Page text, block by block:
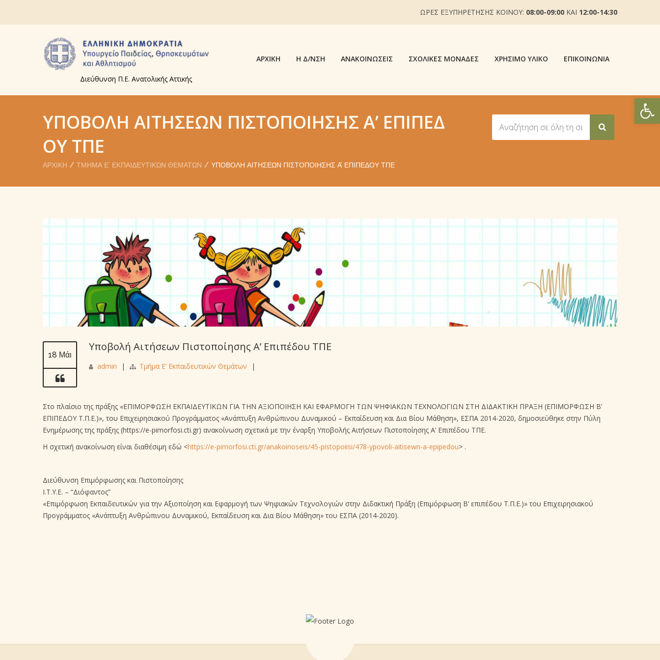
ΩΡΕΣ ΕΞΥΠΗΡΕΤΗΣΗΣ ΚΟΙΝΟΥ: 08:00-09:00 ΚΑΙ 12:00-14:30
Διεύθυνση Π.Ε. Ανατολικής Αττικής
ΑΡΧΙΚΉ Η Δ/ΝΣΗ ΑΝΑΚΟΙΝΏΣΕΙΣ ΣΧΟΛΙΚΈΣ ΜΟΝΆΔΕΣ ΧΡΉΣΙΜΟ ΥΛΙΚΌ ΕΠΙΚΟΙΝΩΝΊΑ
ΥΠΟΒΟΛΉ ΑΙΤΉΣΕΩΝ ΠΙΣΤΟΠΟΊΗΣΗΣ A’ ΕΠΙΠΈΔ
ΟΥ ΤΠΕ
ΑΡΧΙΚΉ ΤΜΉΜΑ Ε’ ΕΚΠΑΙΔΕΥΤΙΚΏΝ ΘΕΜΆΤΩΝ ΥΠΟΒΟΛΉ ΑΙΤΉΣΕΩΝ ΠΙΣΤΟΠΟΊΗΣΗΣ A’ ΕΠΙΠΈΔΟΥ ΤΠΕ
18 Μάι
Υποβολή Αιτήσεων Πιστοποίησης A’ Επιπέδου ΤΠΕ
admin | Τμήμα Ε’ Εκπαιδευτικών Θεμάτων |
Στο πλαίσιο της πράξης «ΕΠΙΜΟΡΦΩΣΗ ΕΚΠΑΙΔΕΥΤΙΚΩΝ ΓΙΑ ΤΗΝ ΑΞΙΟΠΟΙΗΣΗ ΚΑΙ ΕΦΑΡΜΟΓΗ ΤΩΝ ΨΗΦΙΑΚΩΝ ΤΕΧΝΟΛΟΓΙΩΝ ΣΤΗ ΔΙΔΑΚΤΙΚΗ ΠΡΑΞΗ (ΕΠΙΜΟΡΦΩΣΗ Β’
ΕΠΙΠΕΔΟΥ Τ.Π.Ε.)», του Επιχειρησιακού Προγράμματος «Ανάπτυξη Ανθρώπινου Δυναμικού – Εκπαίδευση και Δια Βίου Μάθηση», ΕΣΠΑ 2014-2020, δημοσιεύθηκε στην Πύλη
Ενημέρωσης της πράξης (https://e-pimorfosi.cti.gr) ανακοίνωση σχετικά με την έναρξη Υποβολής Αιτήσεων Πιστοποίησης A’ Επιπέδου ΤΠΕ.
Η σχετική ανακοίνωση είναι διαθέσιμη εδώ <https://e-pimorfosi.cti.gr/anakoinoseis/45-pistopoiisi/478-ypovoli-aitisewn-a-epipedou> .
Διεύθυνση Επιμόρφωσης και Πιστοποίησης
Ι.Τ.Υ.Ε. – “Διόφαντος”
«Επιμόρφωση Εκπαιδευτικών για την Αξιοποίηση και Εφαρμογή των Ψηφιακών Τεχνολογιών στην Διδακτική Πράξη (Επιμόρφωση Β’ επιπέδου Τ.Π.Ε.)» του Επιχειρησιακού
Προγράμματος «Ανάπτυξη Ανθρώπινου Δυναμικού, Εκπαίδευση και Δια Βίου Μάθηση» του ΕΣΠΑ (2014-2020).